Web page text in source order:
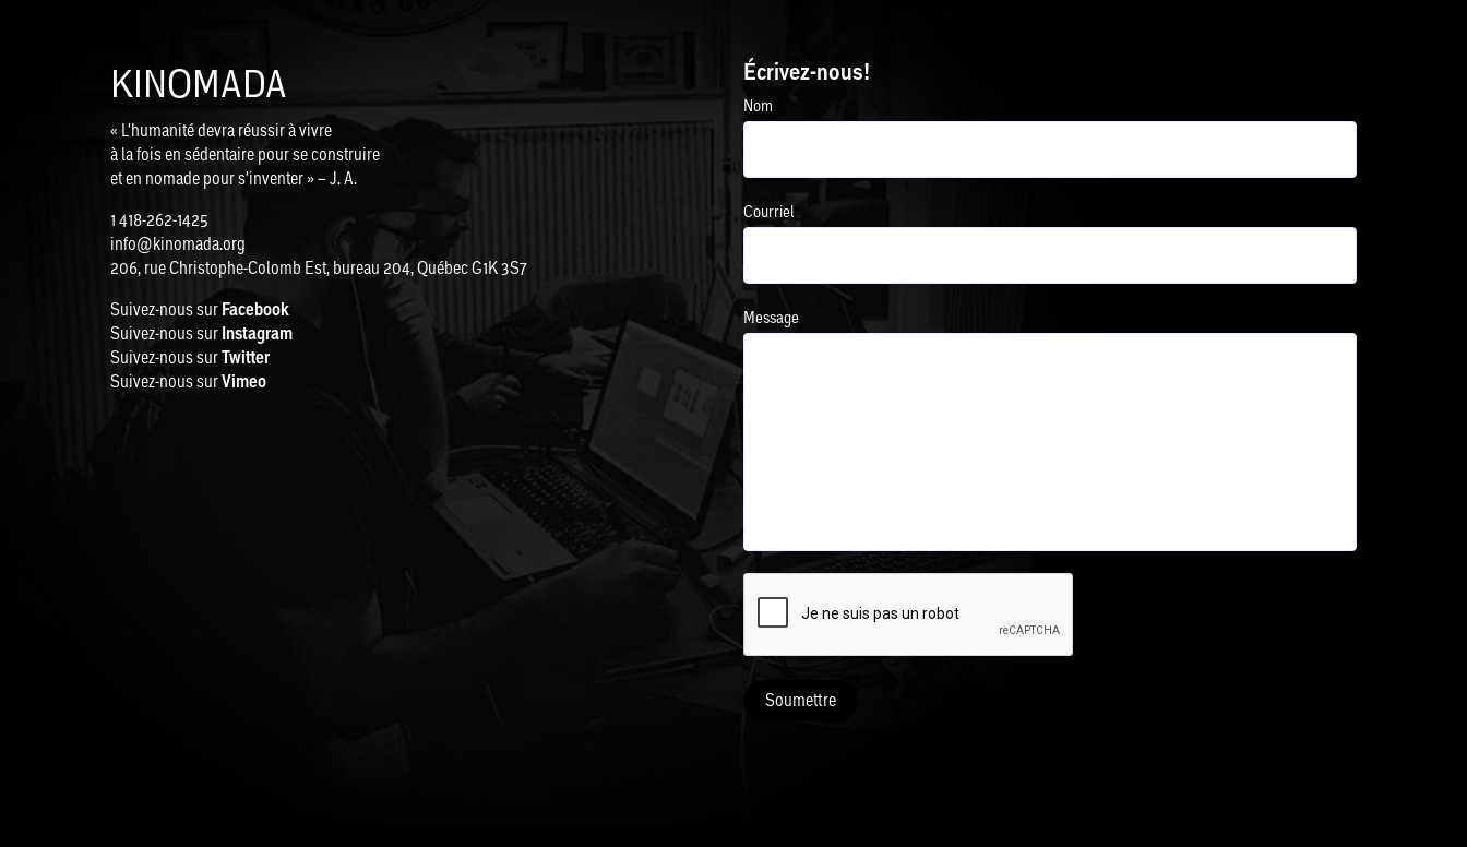
KINOMADA
« L'humanité devra réussir à vivre
à la fois en sédentaire pour se construire
et en nomade pour s'inventer » – J. A.
1 418-262-1425
info@kinomada.org
206, rue Christophe-Colomb Est, bureau 204, Québec G1K 3S7
Suivez-nous surFacebook
Suivez-nous surInstagram
Suivez-nous surTwitter
Suivez-nous surVimeo
Écrivez-nous!
Nom
Courriel
Message
Soumettre